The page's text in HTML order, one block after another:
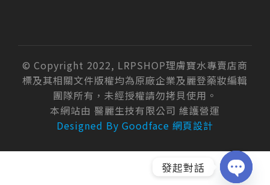
© Copyright 2022, LRPSHOP理膚寶水專賣店商
標及其相關文件版權均為原廠企業及麗登藥妝編輯
團隊所有，未經授權請勿拷貝使用。
本網站由 醫麗生技有限公司 維護營運
Designed By Goodface 網頁設計
發起對話